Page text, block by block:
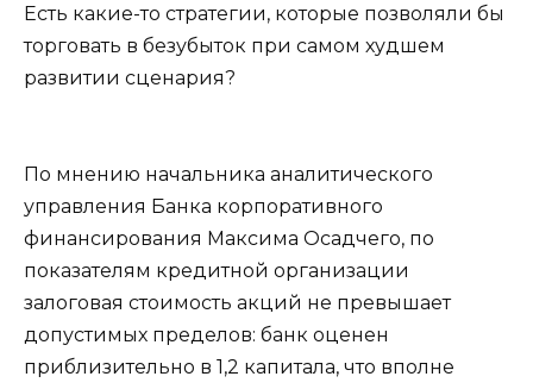
Есть какие-то стратегии, которые позволяли бы
торговать в безубыток при самом худшем
развитии сценария?
По мнению начальника аналитического
управления Банка корпоративного
финансирования Максима Осадчего, по
показателям кредитной организации
залоговая стоимость акций не превышает
допустимых пределов: банк оценен
приблизительно в 1,2 капитала, что вполне